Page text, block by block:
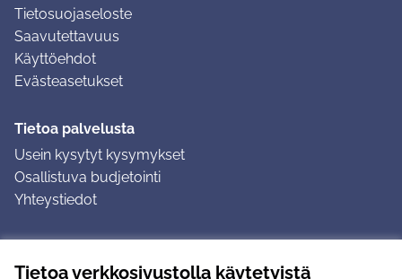
Tietoa verkkosivustolla käytetyistä
Tietosuojaseloste
Saavutettavuus
Käyttöehdot
Evästeasetukset
Tietoa palvelusta
Usein kysytyt kysymykset
Osallistuva budjetointi
Yhteystiedot